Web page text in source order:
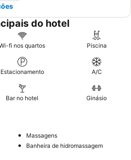
do hotel
fi nos quartos Piscina
Estacionamento A/C
Bar no hotel Ginásio
Massagens
Banheira de hidromassagem